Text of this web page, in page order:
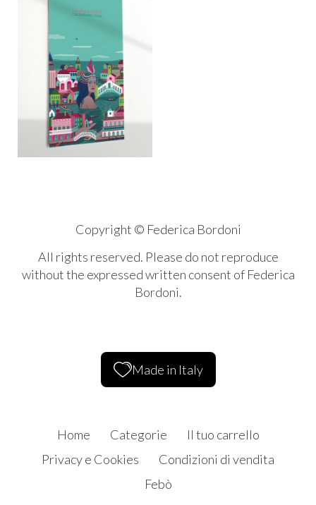
Copyright © Federica Bordoni
All rights reserved. Please do not reproduce
without the expressed written consent of Federica
Bordoni.
Made in Italy
Home Categorie
Il tuo carrello
Privacy e Cookies
Condizioni di vendita
Febò